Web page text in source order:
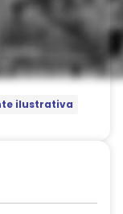
ilustrativa